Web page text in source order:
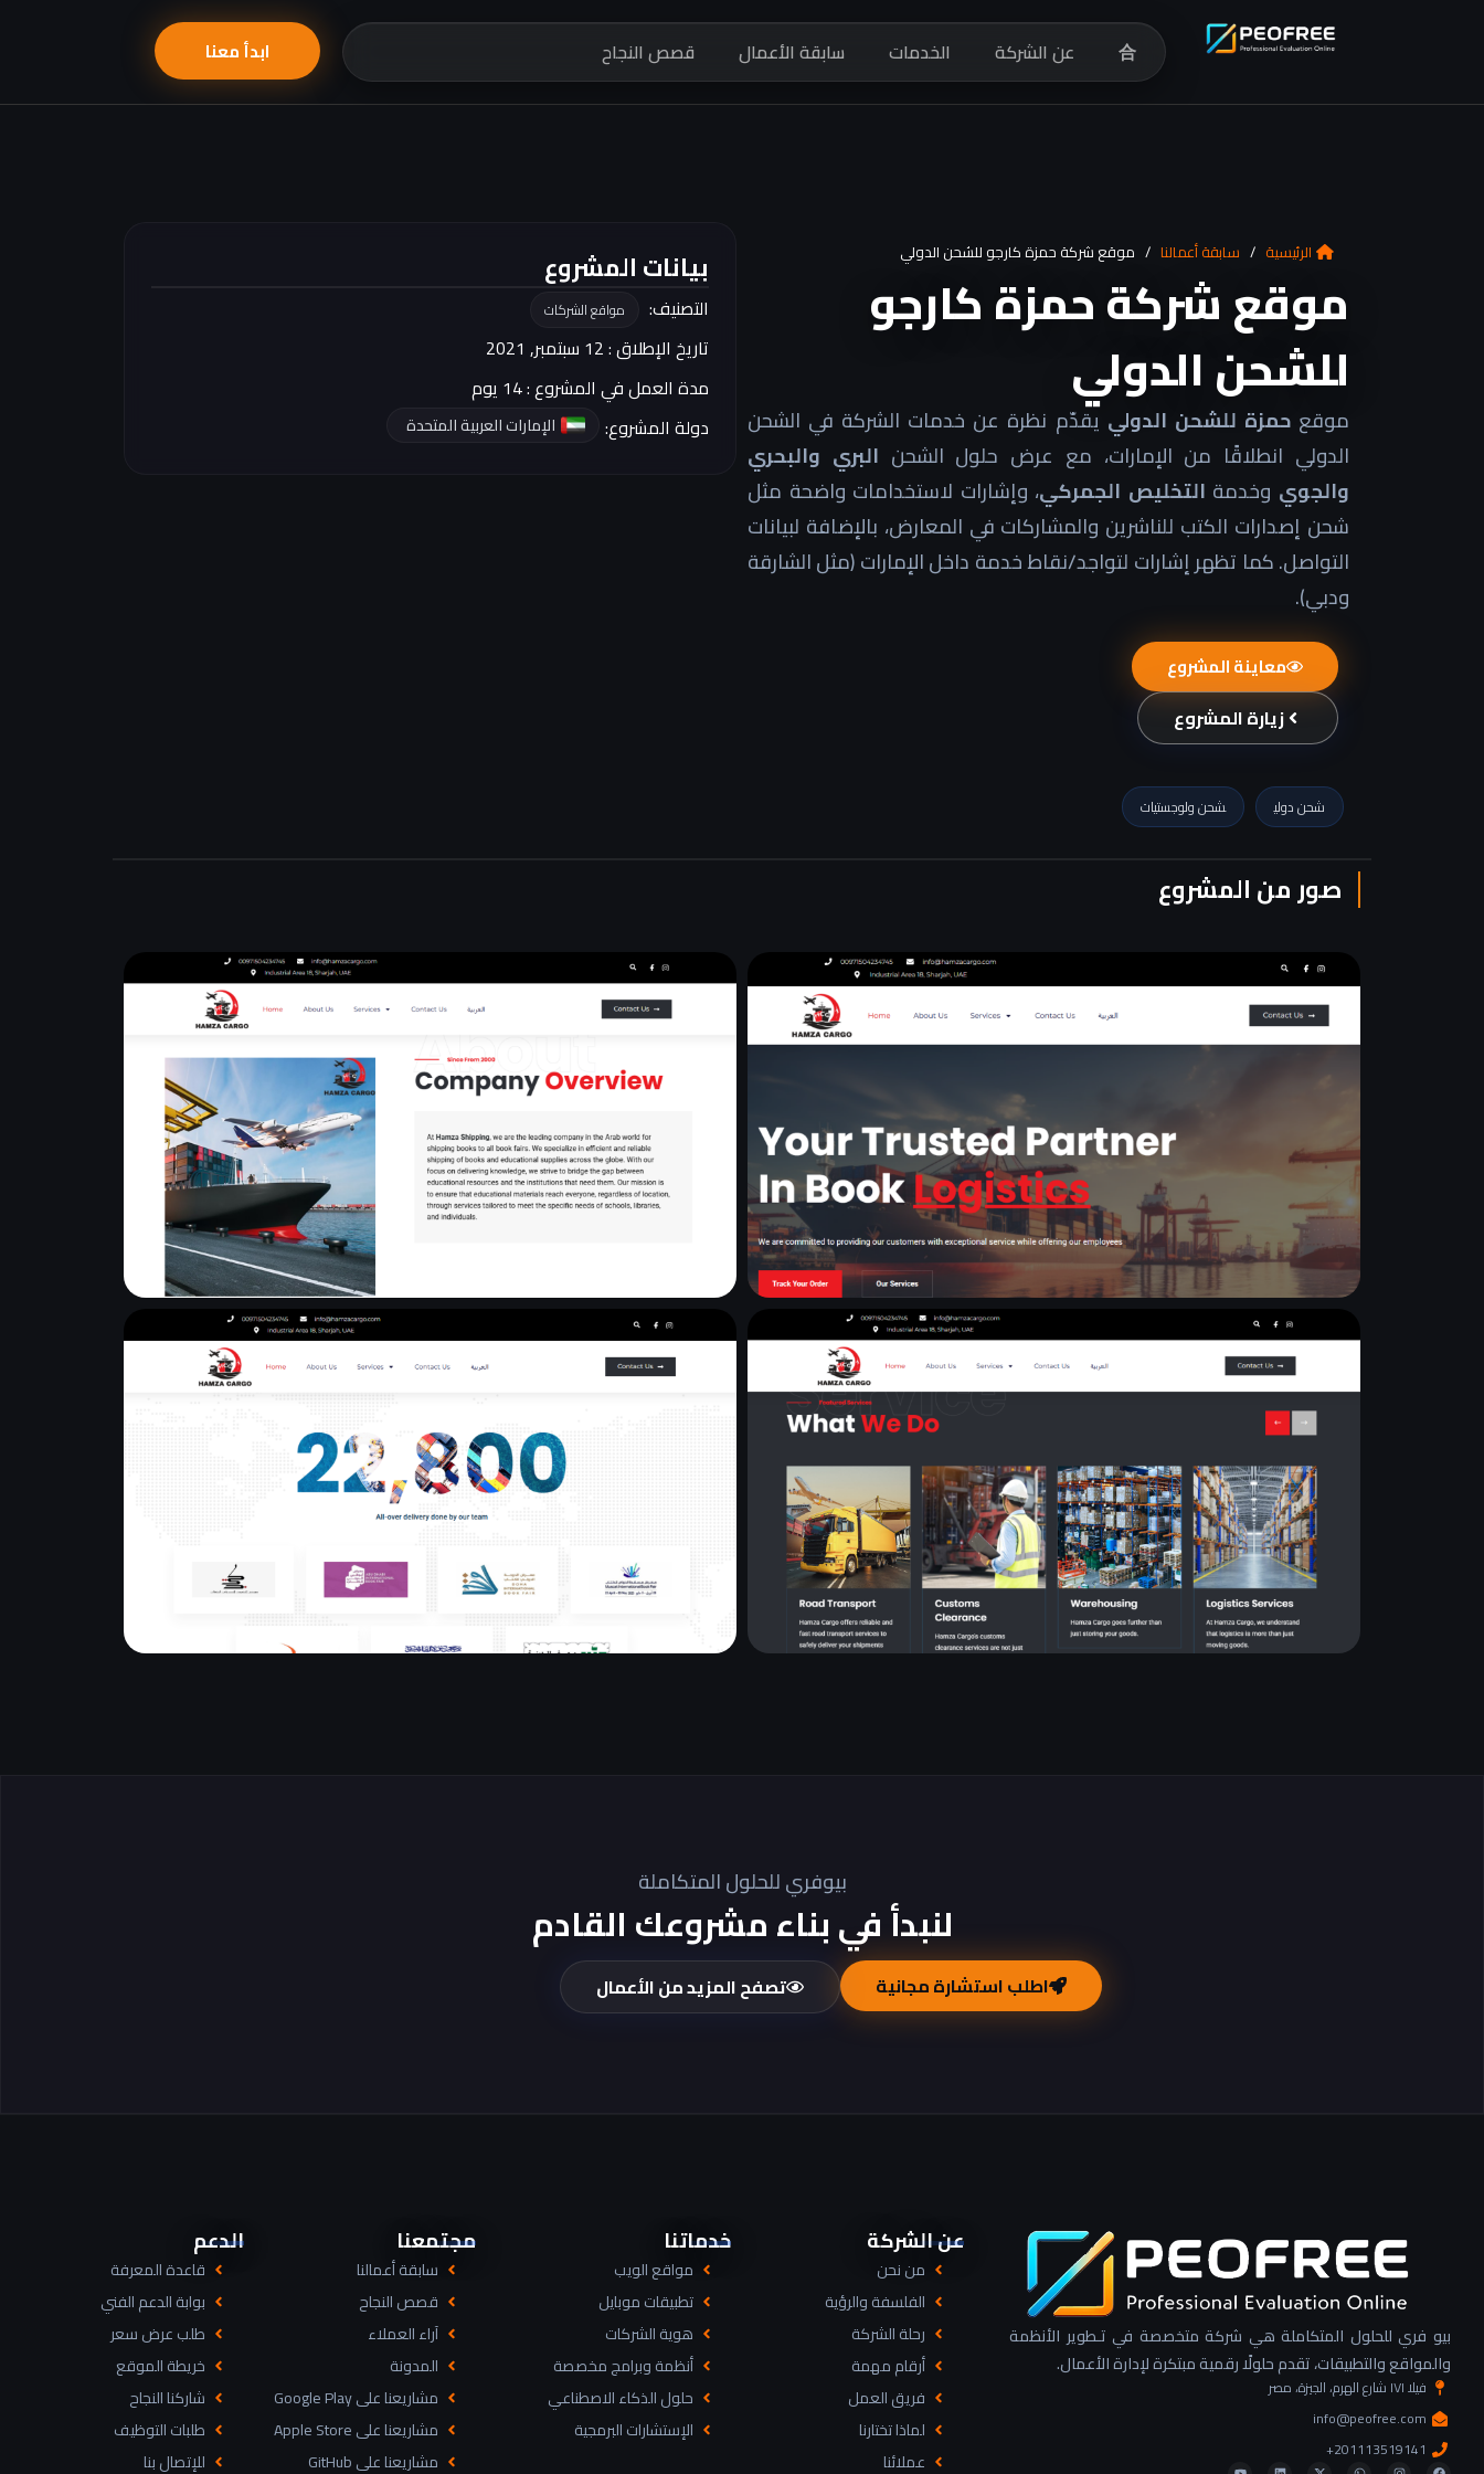
合 عن الشركة الخدمات سابقة الأعمال قصص النجاح ابدأ معنا
الرئيسية / سابقة أعمالنا / موقع شركة حمزة كارجو للشحن الدولي
موقع شركة حمزة كارجو
للشحن الدولي
موقعحمزة للشحن الدولي يقدّم نظرة عن خدمات الشركة في الشحن
الدولي انطلاقًا من الإمارات، مع عرض حلول الشحن البري والبحري
والجوي وخدمة التخليص الجمركي، وإشارات لاستخدامات واضحة مثل
شحن إصدارات الكتب للناشرين والمشاركات في المعارض، بالإضافة لبيانات
التواصل. كما تظهر إشارات لتواجد/نقاط خدمة داخل الإمارات (مثل الشارقة
ودبي).
معاينة المشروع
زيارة المشروع
شحن دولي شحن ولوجستيات
بيانات المشروع
التصنيف: مواقع الشركات
تاريخ الإطلاق : 12 سبتمبر, 2021
مدة العمل في المشروع : 14 يوم
دولة المشروع:
الإمارات العربية المتحدة
صور من المشروع
بيوفري للحلول المتكاملة
لنبدأ في بناء مشروعك القادم
اطلب استشارة مجانية تصفح المزيد من الأعمال
بيو فري للحلول المتكاملة هي شركة متخصصة في تـطوير الأنظمة
والمواقع والتطبيقات، تقدم حلولًا رقمية مبتكرة لإدارة الأعمال.
فيلا ١٧١ شارع الهرم، الجيزة، مصر
info@peofree.com
201113519141+
عن الشركة
من نحن
الفلسفة والرؤية
رحلة الشركة
أرقام مهمة
فريق العمل
لماذا تختارنا
عملائنا
خدماتنا
مواقع الويب
تطبيقات موبايل
هوية الشركات
أنظمة وبرامج مخصصة
حلول الذكاء الاصطناعي
الإستشارات البرمجية
مجتمعنا
سابقة أعمالنا
قصص النجاح
آراء العملاء
المدونة
مشاريعنا على Google Play
مشاريعنا على Apple Store
مشاريعنا على GitHub
الدعم
قاعدة المعرفة
بوابة الدعم الفني
طلب عرض سعر
خريطة الموقع
شاركنا النجاح
طلبات التوظيف
للإتصال بنا